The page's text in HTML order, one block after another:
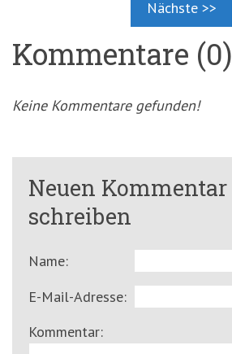
Nächste >>
Kommentare (0)
Keine Kommentare gefunden!
Neuen Kommentar
schreiben
Name:
E-Mail-Adresse:
Kommentar: